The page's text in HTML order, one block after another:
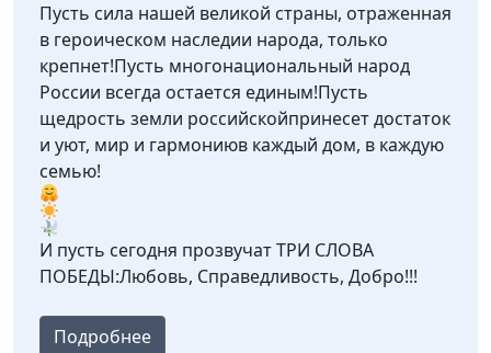
Пусть сила нашей великой страны, отраженная
в героическом наследии народа, только
крепнет!Пусть многонациональный народ
России всегда остается единым!Пусть
щедрость земли российскойпринесет достаток
и уют, мир и гармониюв каждый дом, в каждую
семью!
И пусть сегодня прозвучат ТРИ СЛОВА
ПОБЕДЫ:Любовь, Справедливость, Добро!!!
Подробнее